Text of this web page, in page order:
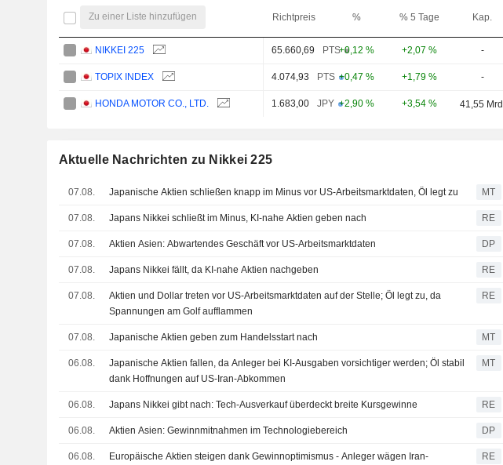
Zu einer Liste hinzufügen Richtpreis % % 5 Tage Kap.
NIKKEI 225 65.660,69 PTS+0,12 % +2,07 % -
TOPIX INDEX 4.074,93 PTS +0,47 % +1,79 % -
HONDA MOTOR CO., LTD. 1.683,00 JPY +2,90 % +3,54 % 41,55 Mrd.
Aktuelle Nachrichten zu Nikkei 225
07.08. Japanische Aktien schließen knapp im Minus vor US-Arbeitsmarktdaten, Öl legt zu MT
07.08. Japans Nikkei schließt im Minus, KI-nahe Aktien geben nach RE
07.08. Aktien Asien: Abwartendes Geschäft vor US-Arbeitsmarktdaten DP
07.08. Japans Nikkei fällt, da KI-nahe Aktien nachgeben RE
07.08.
Aktien und Dollar treten vor US-Arbeitsmarktdaten auf der Stelle; Öl legt zu, da
Spannungen am Golf aufflammen
RE
07.08. Japanische Aktien geben zum Handelsstart nach MT
06.08.
Japanische Aktien fallen, da Anleger bei KI-Ausgaben vorsichtiger werden; Öl stabil
dank Hoffnungen auf US-Iran-Abkommen
MT
06.08. Japans Nikkei gibt nach: Tech-Ausverkauf überdeckt breite Kursgewinne RE
06.08. Aktien Asien: Gewinnmitnahmen im Technologiebereich DP
06.08.
Europäische Aktien steigen dank Gewinnoptimismus - Anleger wägen Iran-
RE